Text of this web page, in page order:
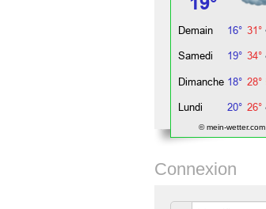
© mein-wetter.com
Connexion